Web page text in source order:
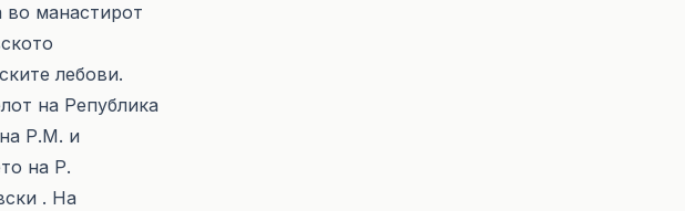
во манастирот
лебови.
на Република
Р.М. и
на Р.
. На